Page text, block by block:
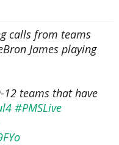
calls from teams
James playing
12 teams that have
#PMSLive